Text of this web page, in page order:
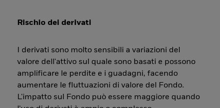
Rischio dei derivati
I derivati sono molto sensibili a variazioni del
valore dell'attivo sul quale sono basati e possono
amplificare le perdite e i guadagni, facendo
aumentare le fluttuazioni di valore del Fondo.
L'impatto sul Fondo può essere maggiore quando